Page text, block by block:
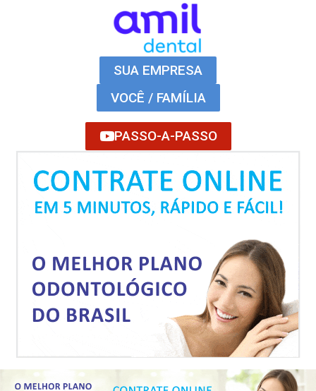
SUA EMPRESA
VOCÊ / FAMÍLIA
PASSO-A-PASSO